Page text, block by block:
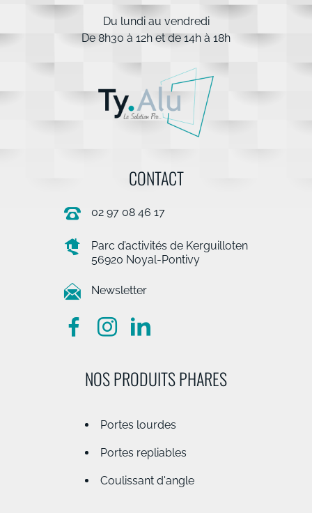
NOS PRODUITS PHARES
Portes lourdes
Portes repliables
Coulissant d'angle
Du lundi au vendredi
De 8h30 à 12h et de 14h à 18h
CONTACT
02 97 08 46 17
Parc d’activités de Kerguilloten
56920 Noyal-Pontivy
Newsletter